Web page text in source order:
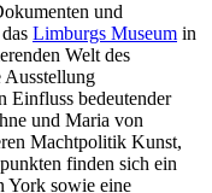
und
Limburgs Museum in
Welt des
Ausstellung
Einfluss bedeutender
und Maria von
Machtpolitik Kunst,
finden sich ein
York sowie eine